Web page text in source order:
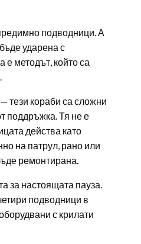
подводници. А
ударена с
е методът, който са
тези кораби са сложни
поддръжка. Тя не е
действа като
на патрул, рано или
ремонтирана.
за настоящата пауза.
подводници в
с крилати